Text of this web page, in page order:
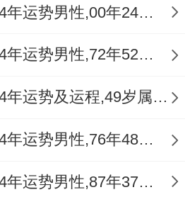
能的介绍,还是感情关系
转化为成长的阶梯。当
的光彩。
2000年属龙人2024年运势男性,00年24岁属龙男2024年每月运程怎么样
1972年属鼠人2024年运势男性,72年52岁属鼠男2024年每月运程怎么样
1975年属兔女2024年运势及运程,49岁属兔人2024全年每月运势女性如何
1976年属龙人2024年运势男性,76年48岁属龙男2024年每月运程怎么样
1987年属兔人2024年运势男性,87年37岁属兔男2024年每月运程怎么样